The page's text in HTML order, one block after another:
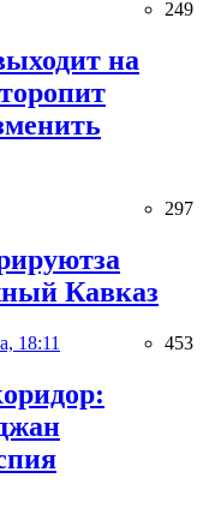
249
на
297
Кавказ
18:11 453